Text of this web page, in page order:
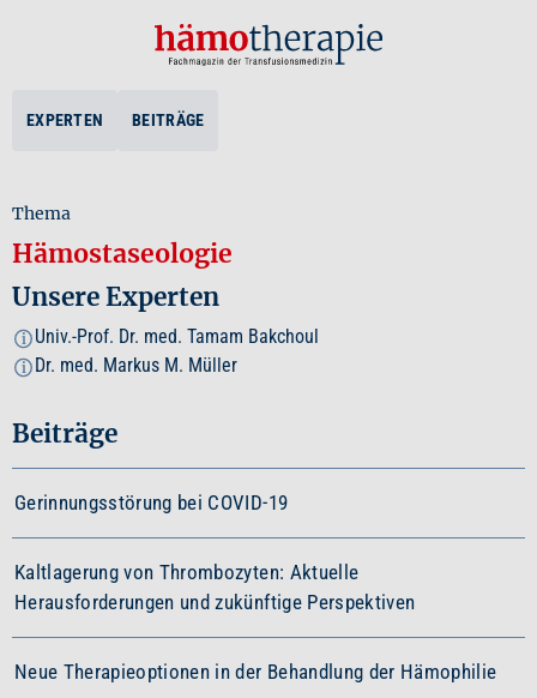
EXPERTEN BEITRÄGE
Thema
Hämostaseologie
Unsere Experten
i Univ.-Prof. Dr. med. Tamam Bakchoul
i Dr. med. Markus M. Müller
Beiträge
Gerinnungsstörung bei COVID-19
Kaltlagerung von Thrombozyten: Aktuelle
Herausforderungen und zukünftige Perspektiven
Neue Therapieoptionen in der Behandlung der Hämophilie